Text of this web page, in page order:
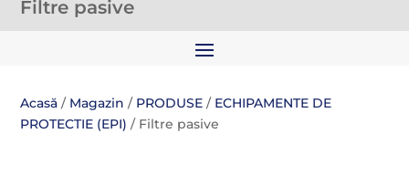
Filtre pasive
Acasă / Magazin / PRODUSE / ECHIPAMENTE DE
PROTECTIE (EPI) / Filtre pasive